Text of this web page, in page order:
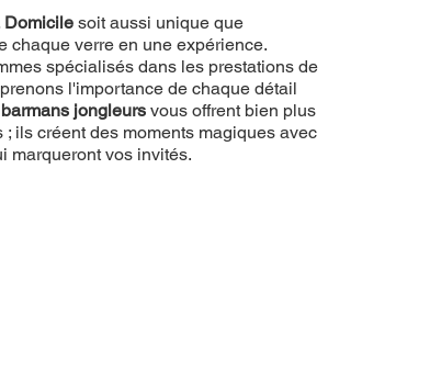
soit aussi unique que mémorable,
expérience. Depuis plus de dix ans,
prestations de bar haut de gamme, et
chaque détail pour cette journée
vous offrent bien plus qu’un simple
moments magiques avec des
vos invités.
Domicile soit aussi unique que
chaque verre en une expérience.
spécialisés dans les prestations de
l'importance de chaque détail
barmans jongleurs vous offrent bien plus
ils créent des moments magiques avec
marqueront vos invités.